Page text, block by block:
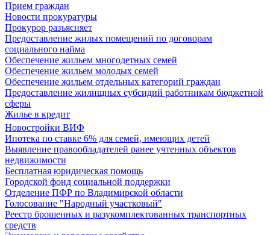
Прием граждан
Новости прокуратуры
Прокурор разъясняет
Предоставление жилых помещений по договорам
социального найма
Обеспечение жильем многодетных семей
Обеспечение жильем молодых семей
Обеспечение жильем отдельных категорий граждан
Предоставление жилищных субсидий работникам бюджетной
сферы
Жилье в кредит
Новостройки ВИФ
Ипотека по ставке 6% для семей, имеющих детей
Выявление правообладателей ранее учтенных объектов
недвижимости
Бесплатная юридическая помощь
Городской фонд социальной поддержки
Отделение ПФР по Владимирской области
Голосование "Народный участковый"
Реестр брошенных и разукомплектованных транспортных
средств